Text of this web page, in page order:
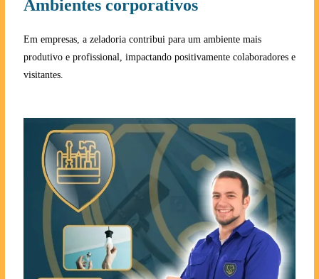
Ambientes corporativos
Em empresas, a zeladoria contribui para um ambiente mais
produtivo e profissional, impactando positivamente colaboradores e
visitantes.